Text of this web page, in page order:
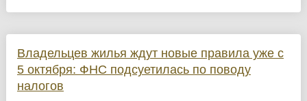
Владельцев жилья ждут новые правила уже с
5 октября: ФНС подсуетилась по поводу
налогов